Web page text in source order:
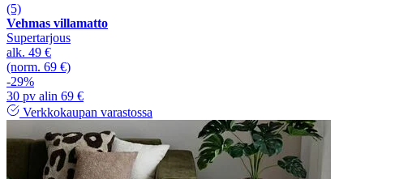
(5)
Vehmas villamatto
Supertarjous
alk. 49 €
(norm. 69 €)
-29%
30 pv alin 69 €
Verkkokaupan varastossa